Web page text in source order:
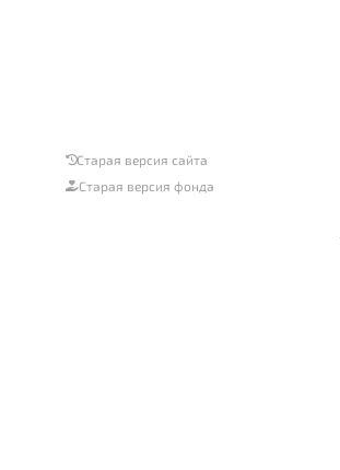
Старая версия сайта
Старая версия фонда